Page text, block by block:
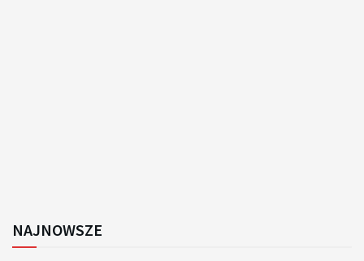
NAJNOWSZE